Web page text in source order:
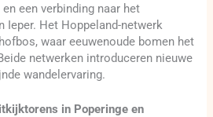
een verbinding naar het
Ieper. Het Hoppeland-netwerk
waar eeuwenoude bomen het
netwerken introduceren nieuwe
wandelervaring.
in Poperinge en